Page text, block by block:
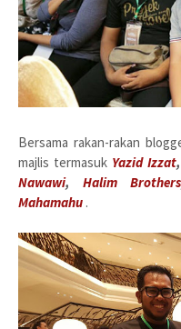
Bersama rakan-rakan
majlis termasuk Yazid Izzat,
Nawawi, Halim Brothers
Mahamahu .